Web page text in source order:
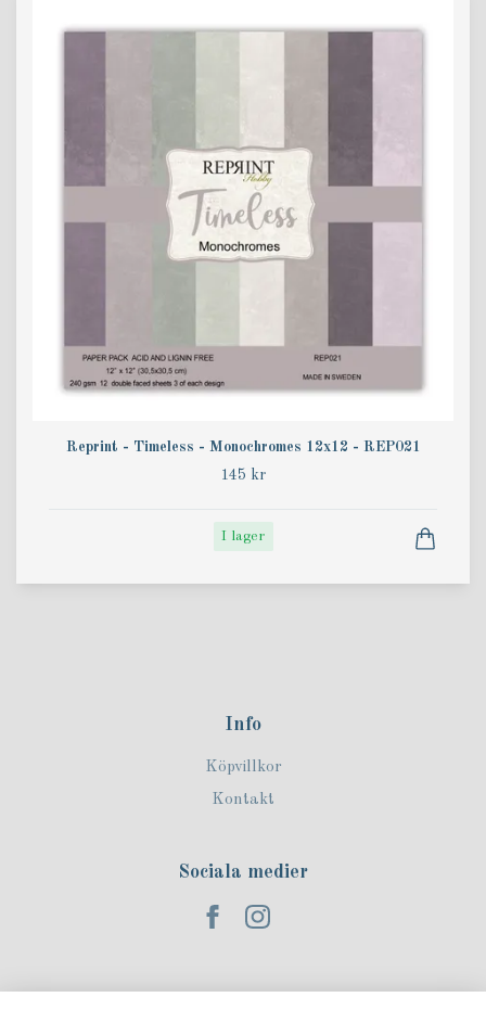
Reprint - Timeless - Monochromes 12x12 - REP021
145 kr
I lager
Info
Köpvillkor
Kontakt
Sociala medier